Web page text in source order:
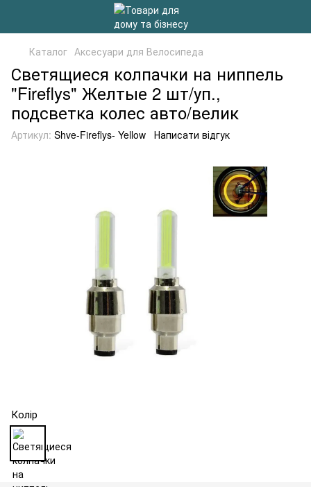
Каталог Аксесуари для Велосипеда
Светящиеся колпачки на ниппель
"Fireflys" Желтые 2 шт/уп.,
подсветка колес авто/велик
Артикул: Shve-Fireflys- Yellow Написати відгук
Колір